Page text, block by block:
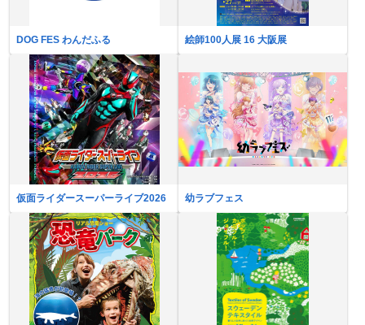
DOG FES わんだふる 絵師100人展 16 大阪展
仮面ライダースーパーライブ2026 幼ラブフェス